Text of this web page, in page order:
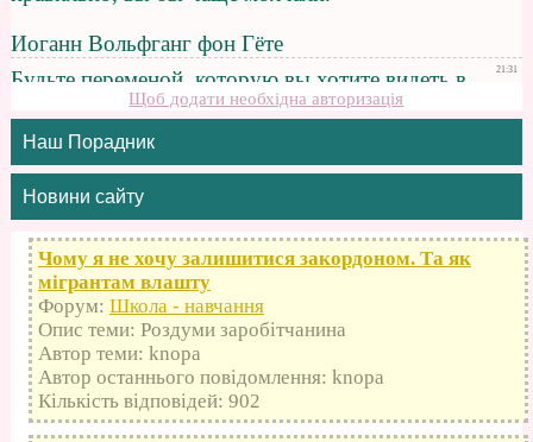
Щоб додати необхідна авторизація
Наш Порадник
Новини сайту
Чому я не хочу залишитися закордоном. Та як
мігрантам влашту
Форум: Школа - навчання
Опис теми: Роздуми заробітчанина
Автор теми: knopa
Автор останнього повідомлення: knopa
Кількість відповідей: 902